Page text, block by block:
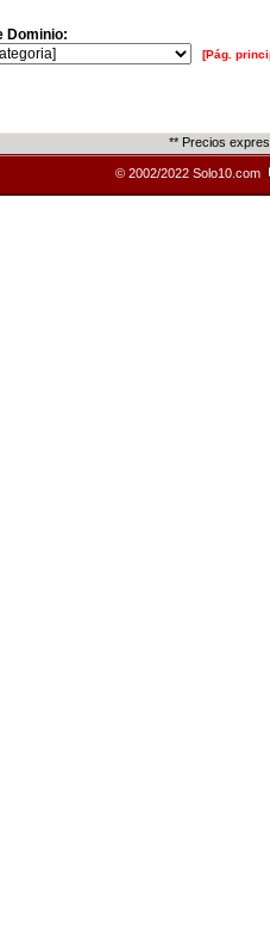
Dominio:
[Pág.
** Precios
© 2002/2022 Solo10.com